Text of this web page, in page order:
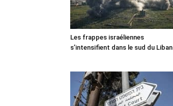
Les frappes israéliennes
s’intensifient dans le sud du Liban